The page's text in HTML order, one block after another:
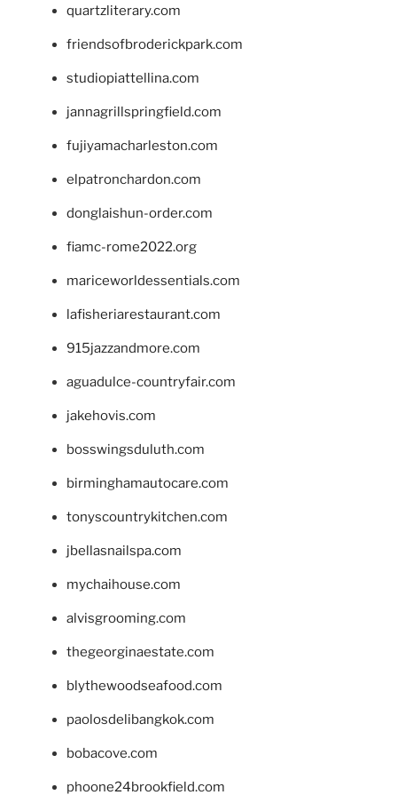
quartzliterary.com
friendsofbroderickpark.com
studiopiattellina.com
jannagrillspringfield.com
fujiyamacharleston.com
elpatronchardon.com
donglaishun-order.com
fiamc-rome2022.org
mariceworldessentials.com
lafisheriarestaurant.com
915jazzandmore.com
aguadulce-countryfair.com
jakehovis.com
bosswingsduluth.com
birminghamautocare.com
tonyscountrykitchen.com
jbellasnailspa.com
mychaihouse.com
alvisgrooming.com
thegeorginaestate.com
blythewoodseafood.com
paolosdelibangkok.com
bobacove.com
phoone24brookfield.com